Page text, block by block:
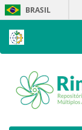
Skip
navigation
BRASIL